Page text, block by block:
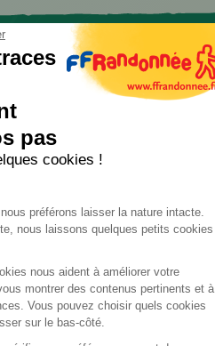
pas
cookies !
préférons laisser la nature intacte.
nous laissons quelques petits cookies
nous aident à améliorer votre
montrer des contenus pertinents et à
Vous pouvez choisir quels cookies
sur le bas-côté.